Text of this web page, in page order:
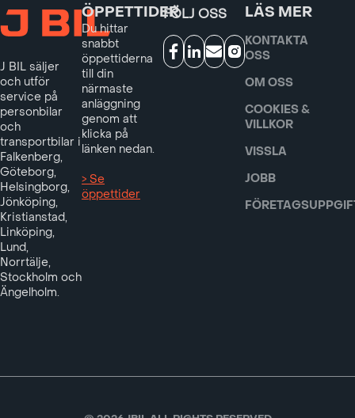
J BIL säljer
och utför
service på
personbilar
och
transportbilar i
Falkenberg,
Göteborg,
Helsingborg,
Jönköping,
Kristianstad,
Linköping,
Lund,
Norrtälje,
Stockholm och
Ängelholm.
ÖPPETTIDER
Du hittar
snabbt
öppettiderna
till din
närmaste
anläggning
genom att
klicka på
länken nedan.
> Se
öppettider
FÖLJ OSS LÄS MER
KONTAKTA
OSS
OM OSS
COOKIES &
VILLKOR
VISSLA
JOBB